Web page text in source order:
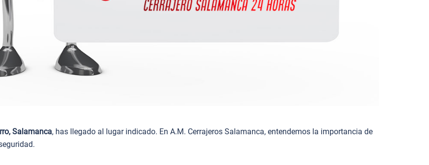
Salamanca, has llegado al lugar indicado. En A.M. Cerrajeros Salamanca, entendemos la importancia de